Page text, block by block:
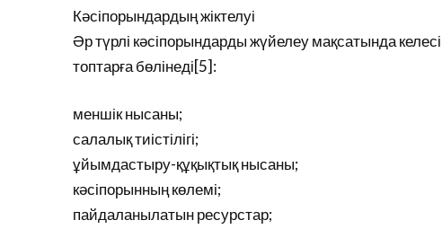
Кәсіпорындардың жіктелуі
Әр түрлі кәсіпорындарды жүйелеу мақсатында
топтарға бөлінеді[5]:
меншік нысаны;
салалық тиістілігі;
ұйымдастыру-құқықтық нысаны;
кәсіпорынның көлемі;
пайдаланылатын ресурстар;